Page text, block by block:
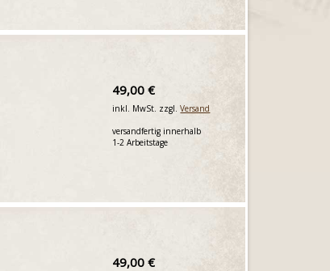
49,00 €
inkl. MwSt. zzgl.Versand
versandfertig innerhalb
1-2 Arbeitstage
49,00 €